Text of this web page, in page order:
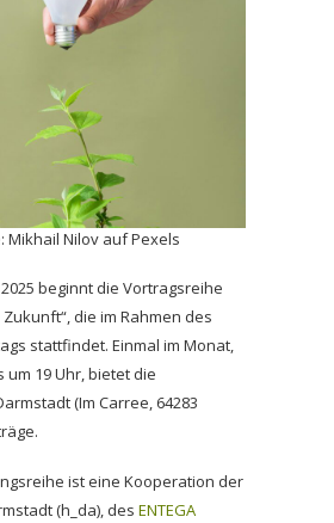
Mikhail Nilov auf Pexels
beginnt die Vortragsreihe
die im Rahmen des
stattfindet. Einmal im Monat,
um 19 Uhr, bietet die
(Im Carree, 64283
ist eine Kooperation der
(h_da), des ENTEGA